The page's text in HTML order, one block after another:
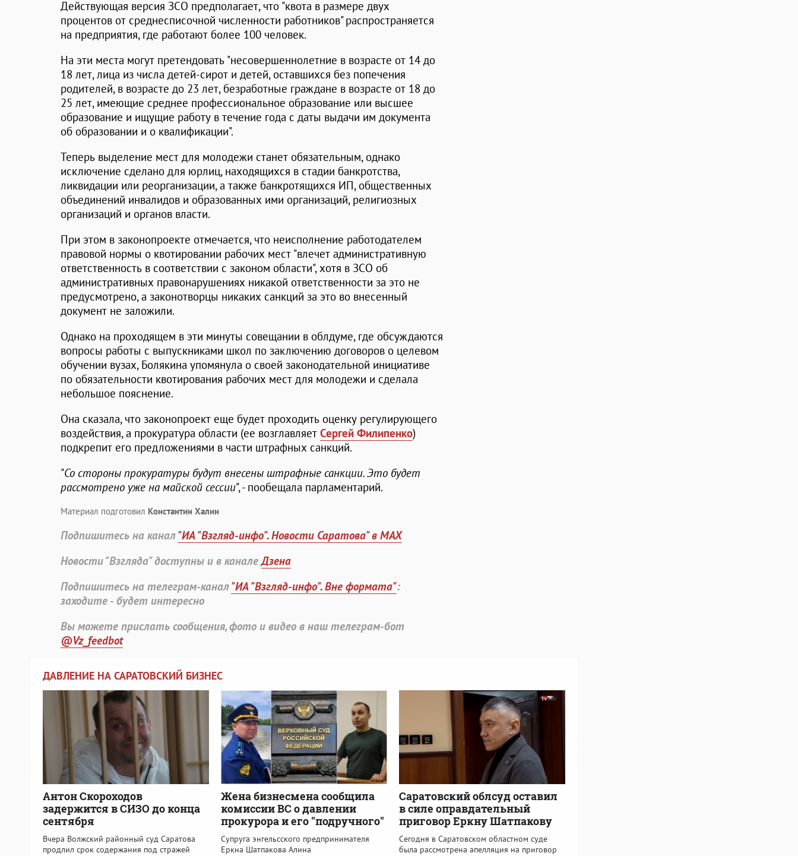
Действующая версия ЗСО предполагает, что "квота в размере двух
процентов от среднесписочной численности работников" распространяется
на предприятия, где работают более 100 человек.
На эти места могут претендовать "несовершеннолетние в возрасте от 14 до
18 лет, лица из числа детей-сирот и детей, оставшихся без попечения
родителей, в возрасте до 23 лет, безработные граждане в возрасте от 18 до
25 лет, имеющие среднее профессиональное образование или высшее
образование и ищущие работу в течение года с даты выдачи им документа
об образовании и о квалификации".
Теперь выделение мест для молодежи станет обязательным, однако
исключение сделано для юрлиц, находящихся в стадии банкротства,
ликвидации или реорганизации, а также банкротящихся ИП, общественных
объединений инвалидов и образованных ими организаций, религиозных
организаций и органов власти.
При этом в законопроекте отмечается, что неисполнение работодателем
правовой нормы о квотировании рабочих мест "влечет административную
ответственность в соответствии с законом области", хотя в ЗСО об
административных правонарушениях никакой ответственности за это не
предусмотрено, а законотворцы никаких санкций за это во внесенный
документ не заложили.
Однако на проходящем в эти минуты совещании в облдуме, где обсуждаются
вопросы работы с выпускниками школ по заключению договоров о целевом
обучении вузах, Болякина упомянула о своей законодательной инициативе
по обязательности квотирования рабочих мест для молодежи и сделала
небольшое пояснение.
Она сказала, что законопроект еще будет проходить оценку регулирующего
воздействия, а прокуратура области (ее возглавляет Сергей Филипенко)
подкрепит его предложениями в части штрафных санкций.
"Со стороны прокуратуры будут внесены штрафные санкции. Это будет
рассмотрено уже на майской сессии", - пообещала парламентарий.
Материал подготовил Константин Халин
Подпишитесь на канал"ИА "Взгляд-инфо". Новости Саратова" в MAX
Новости "Взгляда" доступны и в каналеДзена
Подпишитесь на телеграм-канал"ИА "Взгляд-инфо". Вне формата":
заходите - будет интересно
Вы можете прислать сообщения, фото и видео в наш телеграм-бот
@Vz_feedbot
ДАВЛЕНИЕ НА САРАТОВСКИЙ БИЗНЕС
Антон Скороходов
задержится в СИЗО до конца
сентября
Вчера Волжский районный суд Саратова
продлил срок содержания под стражей
Жена бизнесмена сообщила
комиссии ВС о давлении
прокурора и его "подручного"
Супруга энгельсского предпринимателя
Еркна Шатпакова Алина
Саратовский облсуд оставил
в силе оправдательный
приговор Еркну Шатпакову
Сегодня в Саратовском областном суде
была рассмотрена апелляция на приговор